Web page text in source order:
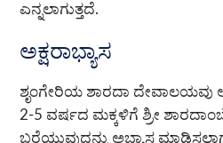
ಎನ್ನಲಾಗುತ್ತದೆ.
ಅಕ್ಷರಾಭ್ಯಾಸ
ಶೃಂಗೇರಿಯ ಶಾರದಾ ದೇವಾಲಯವು
2-5 ವರ್ಷದ ಮಕ್ಕಳಿಗೆ ಶ್ರೀ
ಬರೆಯುವುದನ್ನು ಅಭ್ಯಾಸ